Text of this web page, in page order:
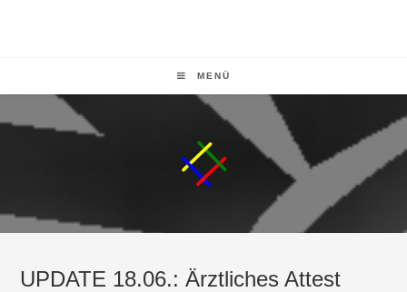
MENÜ
UPDATE 18.06.: Ärztliches Attest